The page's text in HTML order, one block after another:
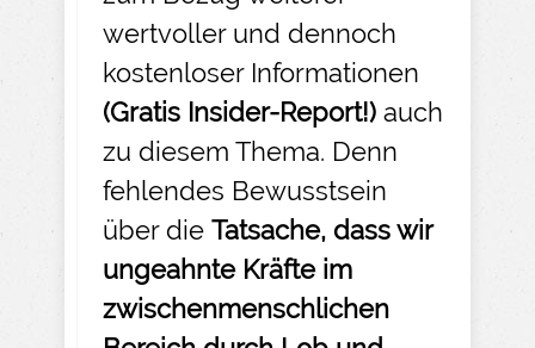
wertvoller und dennoch
kostenloser Informationen
(Gratis Insider-Report!) auch
zu diesem Thema. Denn
fehlendes Bewusstsein
über die Tatsache, dass wir
ungeahnte Kräfte im
zwischenmenschlichen